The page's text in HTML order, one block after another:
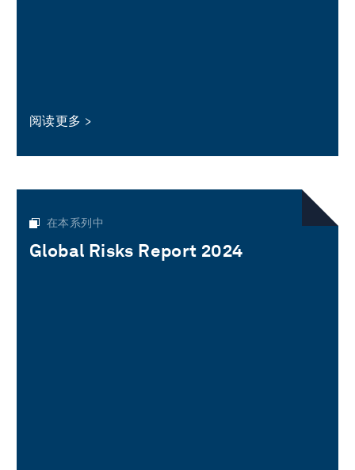
阅读更多
在本系列中
Global Risks Report 2024